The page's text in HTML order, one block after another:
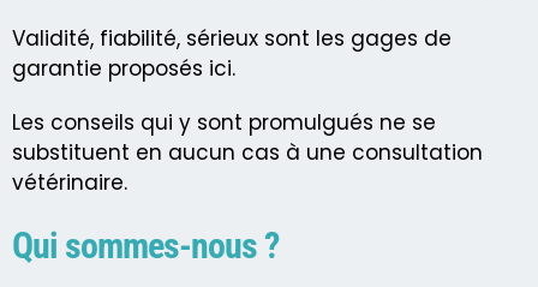
Validité, fiabilité, sérieux sont les gages de
garantie proposés ici.
Les conseils qui y sont promulgués ne se
substituent en aucun cas à une consultation
vétérinaire.
Qui sommes-nous ?